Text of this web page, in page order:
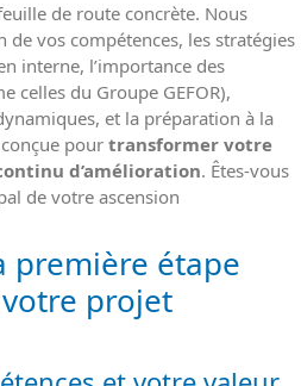
de route concrète. Nous
de vos compétences, les stratégies
interne, l’importance des
celles du Groupe GEFOR),
et la préparation à la
pour transformer votre
d’amélioration. Êtes-vous
de votre ascension
première étape
projet